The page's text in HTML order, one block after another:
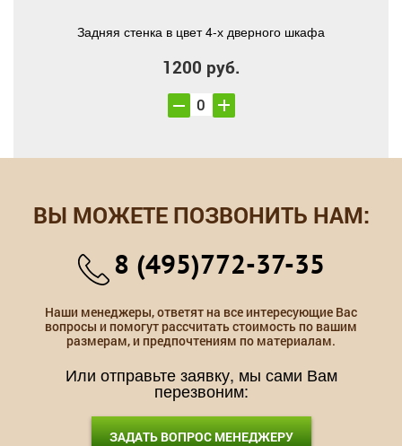
Задняя стенка в цвет 4-х дверного шкафа
1200 руб.
ВЫ МОЖЕТЕ ПОЗВОНИТЬ НАМ:
8 (495)772-37-35
Наши менеджеры, ответят на все интересующие Вас
вопросы и помогут рассчитать стоимость по вашим
размерам, и предпочтениям по материалам.
Или отправьте заявку, мы сами Вам
перезвоним:
ЗАДАТЬ ВОПРОС МЕНЕДЖЕРУ